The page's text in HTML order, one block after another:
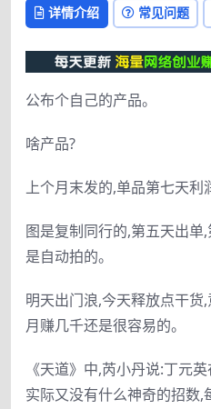
详情介绍 常见问题
公布个自己的产品。
啥产品?
上个月末发的,单品第七天利
图是复制同行的,第五天出
是自动拍的。
明天出门浪,今天释放点干
月赚几千还是很容易的。
《天道》中,芮小丹说:丁元
实际又没有什么神奇的招数